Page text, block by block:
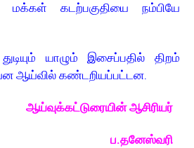
மக்கள் கடற்பகுதியை நம்பியே
யாழும் இசைப்பதில் திறம்
ஆய்வில் கண்டறியப்பட்டன.
ஆய்வுக்கட்டுரையின் ஆசிரியர்
ப.தனேஸ்வரி